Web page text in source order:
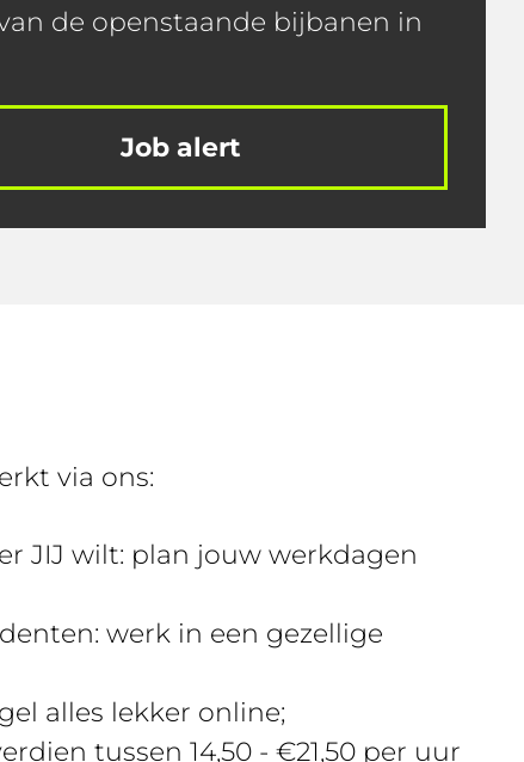
de openstaande bijbanen in
Job alert
via ons:
JIJ wilt: plan jouw werkdagen
werk in een gezellige
alles lekker online;
tussen 14,50 - €21,50 per uur